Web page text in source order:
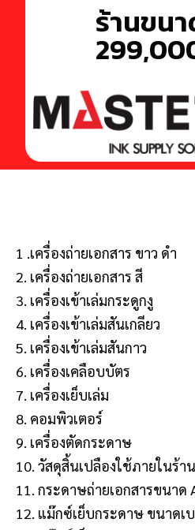
ร้านขน
1 .เครื่องถ่ายเอกสาร ขาว ดำ
2. เครื่องถ่ายเอกสาร สี
3. เครื่องเข้าเล่มกระดูกงู
4. เครื่องเข้าเล่มสันเกลียว
5. เครื่องเข้าเล่มสันกาว
6. เครื่องเคลือบบัตร
7. เครื่องเย็บเล่ม
8. คอมพิวเตอร์
9. เครื่องตัดกระดาษ
10. วัสดุสิ้นเปลืองใช้ภายในร้าน
11. กระดาษถ่ายเอกสารขนาด
12. แม๊กซ์เย็บกระดาษ ขนาดเ